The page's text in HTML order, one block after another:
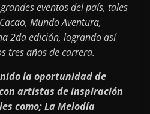
eventos del país, tales
Mundo Aventura,
2da edición, logrando así
tres años de carrera.
la oportunidad de
artistas de inspiración
como; La Melodía